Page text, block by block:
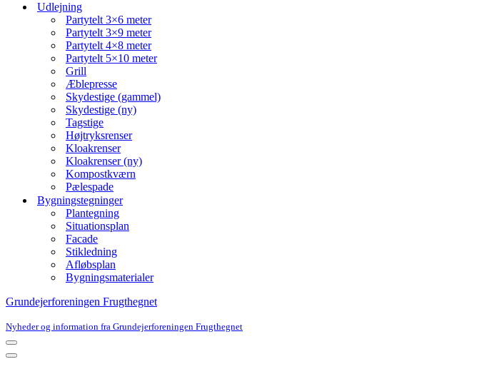
Udlejning
Partytelt 3×6 meter
Partytelt 3×9 meter
Partytelt 4×8 meter
Partytelt 5×10 meter
Grill
Æblepresse
Skydestige (gammel)
Skydestige (ny)
Tagstige
Højtryksrenser
Kloakrenser
Kloakrenser (ny)
Kompostkværn
Pælespade
Bygningstegninger
Plantegning
Situationsplan
Facade
Stikledning
Afløbsplan
Bygningsmaterialer
Grundejerforeningen Frugthegnet
Nyheder og information fra Grundejerforeningen Frugthegnet
Navigation
menu
Navigation